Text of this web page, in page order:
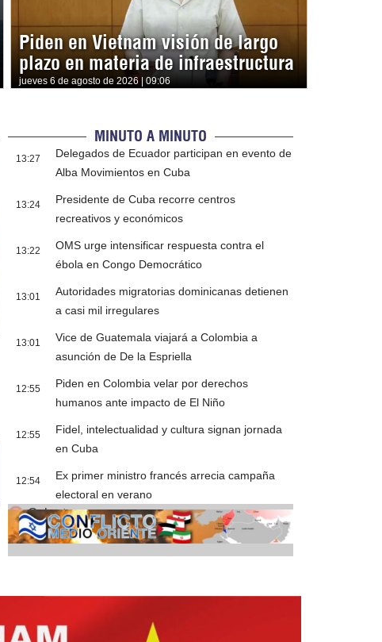
Piden en Vietnam visión de largo
plazo en materia de infraestructura
jueves 6 de agosto de 2026 | 09:06
MINUTO A MINUTO
13:27
Delegados de Ecuador participan en evento de
Alba Movimientos en Cuba
13:24
Presidente de Cuba recorre centros
recreativos y económicos
13:22
OMS urge intensificar respuesta contra el
ébola en Congo Democrático
13:01
Autoridades migratorias dominicanas detienen
a casi mil irregulares
13:01
Vice de Guatemala viajará a Colombia a
asunción de De la Espriella
12:55
Piden en Colombia velar por derechos
humanos ante impacto de El Niño
12:55
Fidel, intelectualidad y cultura signan jornada
en Cuba
12:54
Ex primer ministro francés arrecia campaña
electoral en verano
Cobertura